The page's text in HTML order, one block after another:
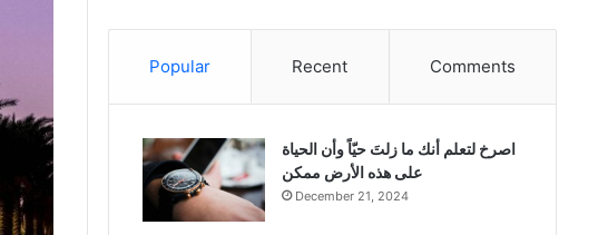
Popular Recent Comments
‫اصرخ لتعلم أنك ما زلتَ حيّاً وأن الحياة
على هذه الأرض ممكن
December 21, 2024